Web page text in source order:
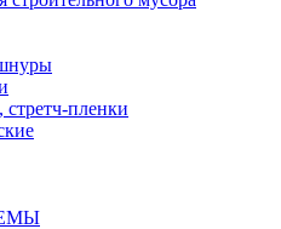
пленки